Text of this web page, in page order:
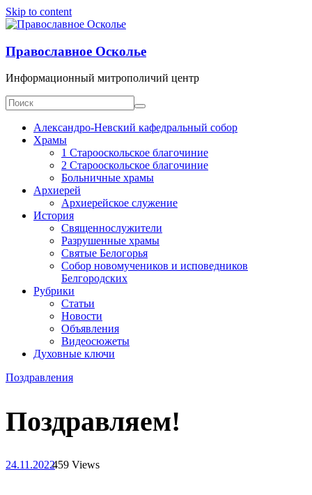
Skip to content
Православное Осколье
Информационный митрополичий центр
Александро-Невский кафедральный собор
Храмы
1 Старооскольское благочиние
2 Старооскольское благочиние
Больничные храмы
Архиерей
Архиерейское служение
История
Священнослужители
Разрушенные храмы
Святые Белогорья
Собор новомучеников и исповедников
Белгородских
Рубрики
Статьи
Новости
Объявления
Видеосюжеты
Духовные ключи
Поздравления
Поздравляем!
24.11.2022459 Views